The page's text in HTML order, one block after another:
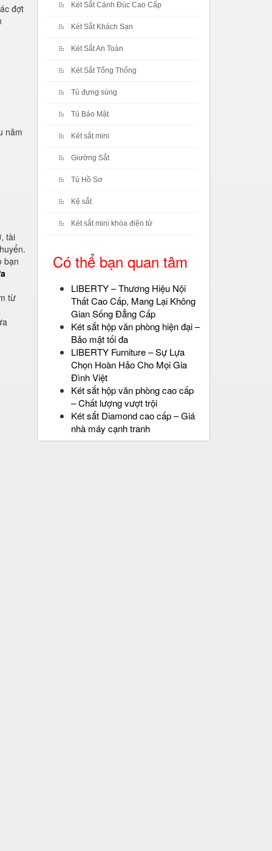
đợt
năm
tài
bạn
từ
Két Sắt Cánh Đúc Cao Cấp
Két Sắt Khách Sạn
Két Sắt An Toàn
Két Sắt Tổng Thống
Tủ đựng súng
Tủ Bảo Mật
Két sắt mini
Giường Sắt
Tủ Hồ Sơ
Kệ sắt
Két sắt mini khóa điện tử
Có thể bạn quan tâm
LIBERTY – Thương Hiệu Nội
Thất Cao Cấp, Mang Lại Không
Gian Sống Đẳng Cấp
Két sắt hộp văn phòng hiện đại –
Bảo mật tối đa
LIBERTY Furniture – Sự Lựa
Chọn Hoàn Hảo Cho Mọi Gia
Đình Việt
Két sắt hộp văn phòng cao cấp
– Chất lượng vượt trội
Két sắt Diamond cao cấp – Giá
nhà máy cạnh tranh